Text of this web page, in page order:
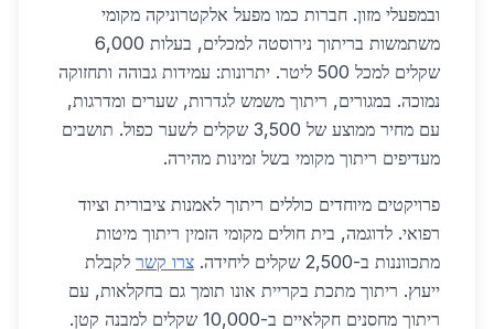
ובמפעלי מזון. חברות כמו מפעל אלקטרוניקה מקומי
משתמשות בריתוך נירוסטה למכלים, בעלות 6,000
שקלים למכל 500 ליטר. יתרונות: עמידות גבוהה ותחזוקה
נמוכה. במגורים, ריתוך משמש לגדרות, שערים ומדרגות,
עם מחיר ממוצע של 3,500 שקלים לשער כפול. תושבים
מעדיפים ריתוך מקומי בשל זמינות מהירה.
פרויקטים מיוחדים כוללים ריתוך לאמנות ציבורית וציוד
רפואי. לדוגמה, בית חולים מקומי הזמין ריתוך מיטות
מתכווננות ב-2,500 שקלים ליחידה.
צרו קשר לקבלת
ייעוץ. ריתוך מתכת בקריית אונו תומך גם בחקלאות, עם
ריתוך מחסנים חקלאיים ב-10,000 שקלים למבנה קטן.